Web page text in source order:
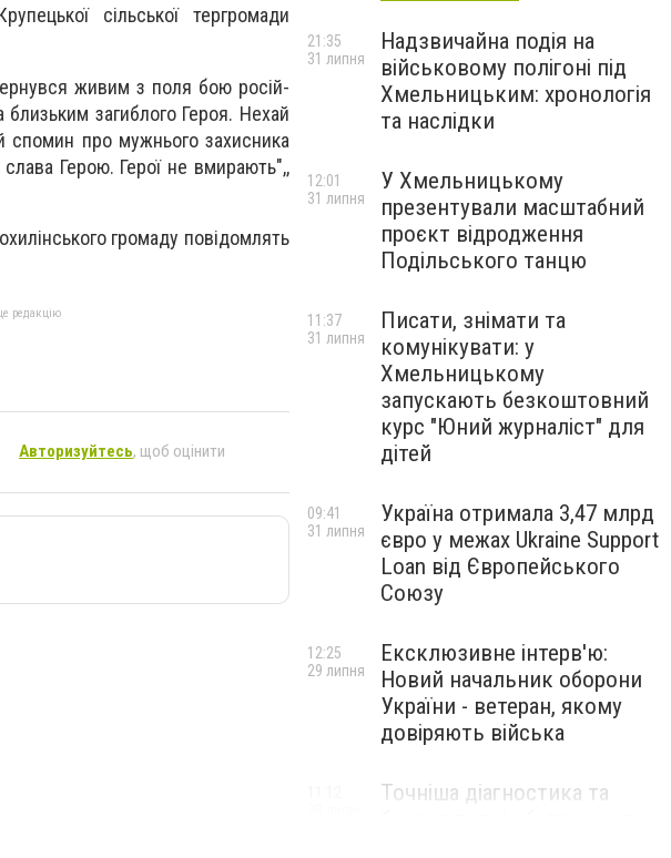
сільської тергромади
жи­вим з по­ля бою ро­сій­
близь­ким за­гиб­ло­го Ге­роя. Не­хай
спо­мин про мужнього за­хис­ни­ка
Ге­рою. Ге­рої не вми­ра­ють",,
гро­ма­ду по­ві­дом­лять
редакцію
Авторизуйтесь, щоб оцінити
Надзвичайна подія на
військовому полігоні під
Хмельницьким: хронологія
та наслідки
21:35
31 липня
У Хмельницькому
презентували масштабний
проєкт відродження
Подільського танцю
12:01
31 липня
Писати, знімати та
комунікувати: у
Хмельницькому
запускають безкоштовний
курс "Юний журналіст" для
дітей
11:37
31 липня
Україна отримала 3,47 млрд
євро у межах Ukraine Support
Loan від Європейського
Союзу
09:41
31 липня
Ексклюзивне інтерв'ю:
Новий начальник оборони
України - ветеран, якому
довіряють війська
12:25
29 липня
Точніша діагностика та